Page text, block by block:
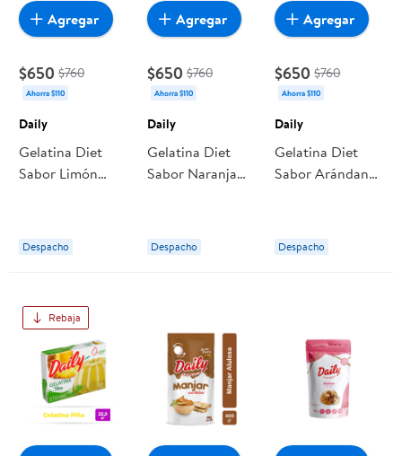
$650 $760
Ahorra $110
Daily
Gelatina Diet
Sabor Limón
Despacho
Agregar
$650 $760
Ahorra $110
Daily
Gelatina Diet
Sabor Naranja
Despacho
Agregar
$650 $760
Ahorra $110
Daily
Gelatina Diet
Sabor Arándano
Despacho
Agregar
Rebaja